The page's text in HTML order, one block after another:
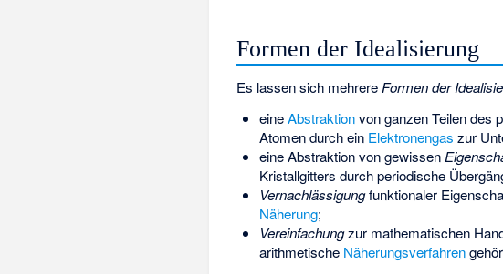
Formen der Idealisierung
Es lassen sich mehrereFormen der
eineAbstraktionvon ganzen Teilen des
Atomen durch ein Elektronengas zur
eine Abstraktion von gewissen
Kristallgitters durch periodische
Vernachlässigungfunktionaler
Näherung;
Vereinfachungzur mathematischen
arithmetische Näherungsverfahren